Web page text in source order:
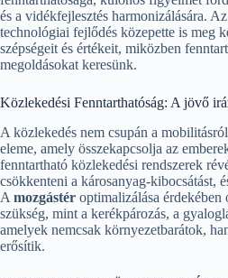
és a vidékfejlesztés harmonizálására.
technológiai fejlődés közepette is meg
szépségeit és értékeit, miközben
megoldásokat keresünk.
Közlekedési Fenntarthatóság: A jövő
A közlekedés nem csupán a
eleme, amely összekapcsolja az
fenntartható közlekedési rendszerek
csökkenteni a károsanyag-kibocsátást,
A mozgástér optimalizálása
szükség, mint a kerékpározás, a
amelyek nemcsak környezetbarátok,
erősítik.